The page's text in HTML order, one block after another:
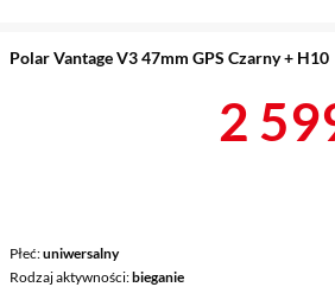
Polar Vantage V3 47mm GPS Czarny + H10
Płeć uniwersalny
Rodzaj aktywności bieganie
2